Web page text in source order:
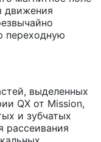
движения
переходную
выделенных
QX от Mission,
и зубчатых
рассеивания